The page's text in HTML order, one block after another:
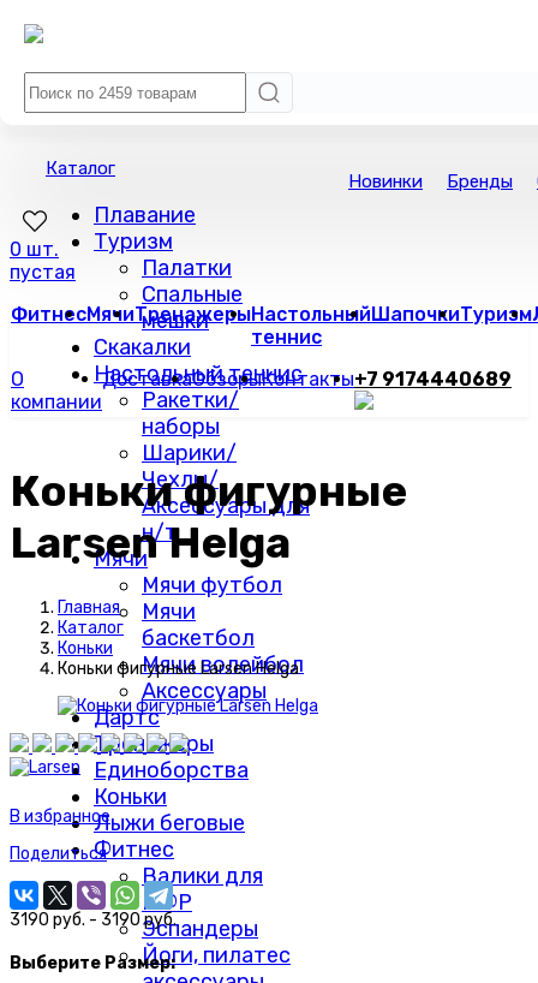
Каталог
Плавание
Туризм
Палатки
Спальные
мешки
Скакалки
Настольный теннис
Ракетки/
наборы
Шарики/
Чехлы/
Аксессуары для
н/т
Мячи
Мячи футбол
Мячи
баскетбол
Мячи волейбол
Аксессуары
Дартс
Тренажеры
Единоборства
Коньки
Лыжи беговые
Фитнес
Валики для
МФР
Эспандеры
Йоги, пилатес
Новинки Бренды
0 шт.
пустая
ФитнесМячиТренажерыНастольный
теннис
ШапочкиТуризм
О
компании
ДоставкаОбзорыКонтакты+7 9174440689
Коньки фигурные
Larsen Helga
Главная
Каталог
Коньки
Коньки фигурные Larsen Helga
В избранное
Поделиться
3190 руб. - 3190 руб.
Выберите Размер: